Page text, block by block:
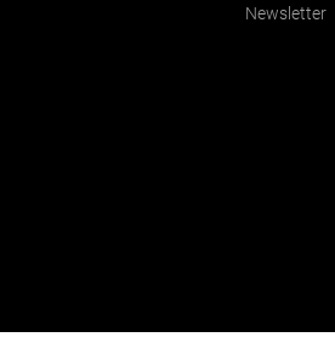
Newsletter